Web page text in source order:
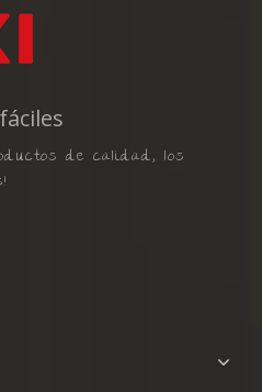
de calidad, los